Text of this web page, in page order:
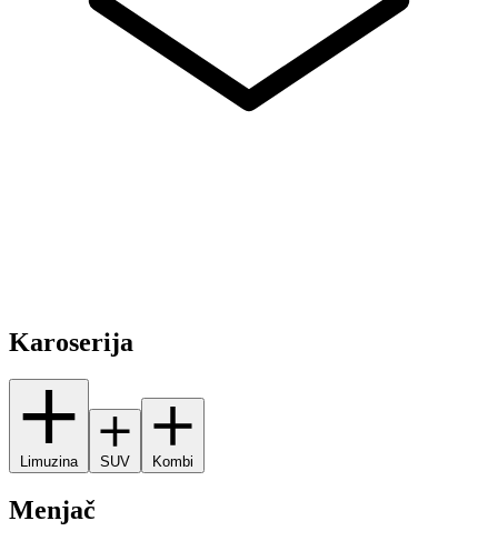
Karoserija
Limuzina SUV Kombi
Menjač